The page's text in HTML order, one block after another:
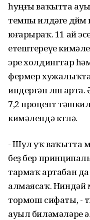
һуңғы ваҡытта
темпы илдәге
юғарыраҡ. 11 ай
етештереүе
эре холдингтар
фермер
индергән өлөшө
7,2 процент
кимәлендә көтөлә.
- Шул уҡ ваҡытта
беҙ бер
тармаҡ артабан
алмаясаҡ. Ниндәй
тормош сифаты, -
ауыл биләмәләре